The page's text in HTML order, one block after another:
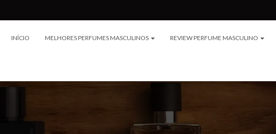
INÍCIO MELHORES PERFUMES MASCULINOS REVIEW PERFUME MASCULINO